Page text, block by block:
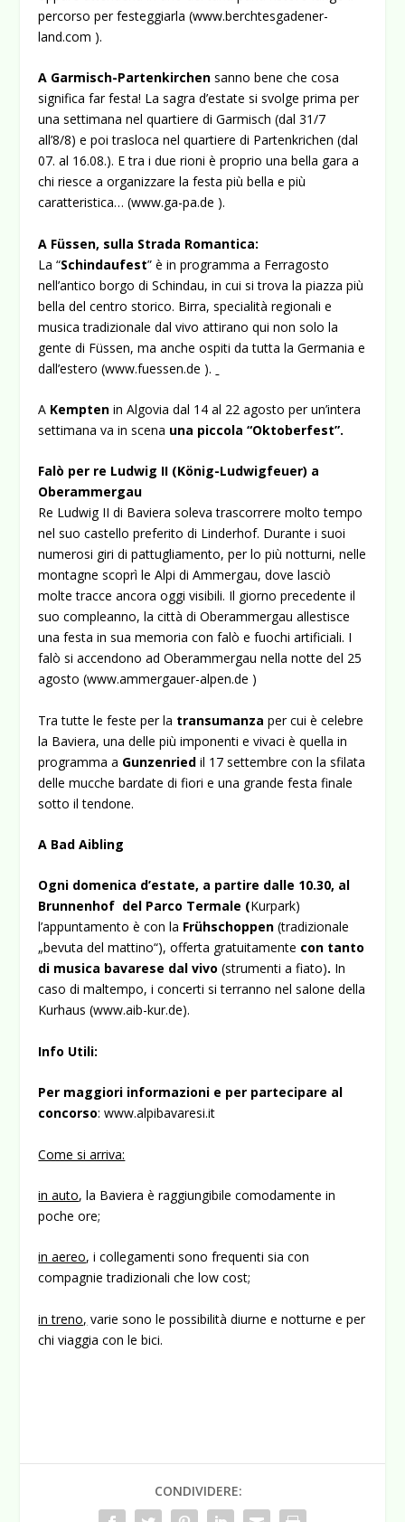
percorso per festeggiarla (www.berchtesgadener-
land.com ).
A Garmisch-Partenkirchen sanno bene che cosa
significa far festa! La sagra d’estate si svolge prima per
una settimana nel quartiere di Garmisch (dal 31/7
all’8/8) e poi trasloca nel quartiere di Partenkrichen (dal
07. al 16.08.). E tra i due rioni è proprio una bella gara a
chi riesce a organizzare la festa più bella e più
caratteristica… (www.ga-pa.de ).
A Füssen, sulla Strada Romantica:
La “Schindaufest” è in programma a Ferragosto
nell’antico borgo di Schindau, in cui si trova la piazza più
bella del centro storico. Birra, specialità regionali e
musica tradizionale dal vivo attirano qui non solo la
gente di Füssen, ma anche ospiti da tutta la Germania e
dall’estero (www.fuessen.de ).
A Kempten in Algovia dal 14 al 22 agosto per un’intera
settimana va in scena una piccola “Oktoberfest”.
Falò per re Ludwig II (König-Ludwigfeuer) a
Oberammergau
Re Ludwig II di Baviera soleva trascorrere molto tempo
nel suo castello preferito di Linderhof. Durante i suoi
numerosi giri di pattugliamento, per lo più notturni, nelle
montagne scoprì le Alpi di Ammergau, dove lasciò
molte tracce ancora oggi visibili. Il giorno precedente il
suo compleanno, la città di Oberammergau allestisce
una festa in sua memoria con falò e fuochi artificiali. I
falò si accendono ad Oberammergau nella notte del 25
agosto (www.ammergauer-alpen.de )
Tra tutte le feste per la transumanzaper cui è celebre
la Baviera, una delle più imponenti e vivaci è quella in
programma a Gunzenried il 17 settembre con la sfilata
delle mucche bardate di fiori e una grande festa finale
sotto il tendone.
A Bad Aibling
Ogni domenica d’estate, a partire dalle 10.30, al
Brunnenhof del Parco Termale (Kurpark)
l’appuntamento è con la Frühschoppen(tradizionale
„bevuta del mattino“), offerta gratuitamente con tanto
di musica bavarese dal vivo(strumenti a fiato). In
caso di maltempo, i concerti si terranno nel salone della
Kurhaus (www.aib-kur.de).
Info Utili:
Per maggiori informazioni e per partecipare al
concorso:www.alpibavaresi.it
Come si arriva:
in auto, la Baviera è raggiungibile comodamente in
poche ore;
in aereo, i collegamenti sono frequenti sia con
compagnie tradizionali che low cost;
in treno, varie sono le possibilità diurne e notturne e per
chi viaggia con le bici.
CONDIVIDERE: